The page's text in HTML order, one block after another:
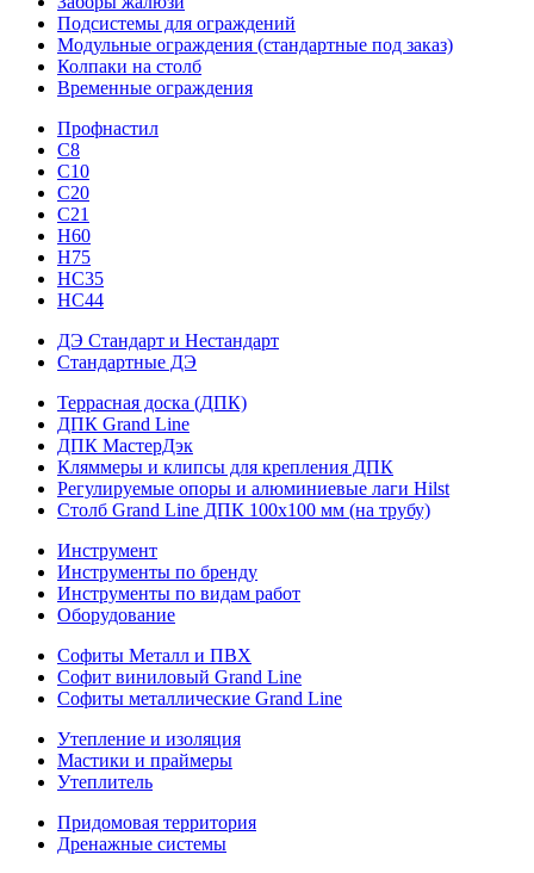
Подсистемы для ограждений
Модульные ограждения (стандартные под заказ)
Колпаки на столб
Временные ограждения
Профнастил
С8
С10
С20
С21
H60
H75
HС35
НС44
ДЭ Стандарт и Нестандарт
Стандартные ДЭ
Террасная доска (ДПК)
ДПК Grand Line
ДПК МастерДэк
Кляммеры и клипсы для крепления ДПК
Регулируемые опоры и алюминиевые лаги Hilst
Столб Grand Line ДПК 100х100 мм (на трубу)
Инструмент
Инструменты по бренду
Инструменты по видам работ
Оборудование
Софиты Металл и ПВХ
Софит виниловый Grand Line
Софиты металлические Grand Line
Утепление и изоляция
Мастики и праймеры
Утеплитель
Придомовая территория
Дренажные системы